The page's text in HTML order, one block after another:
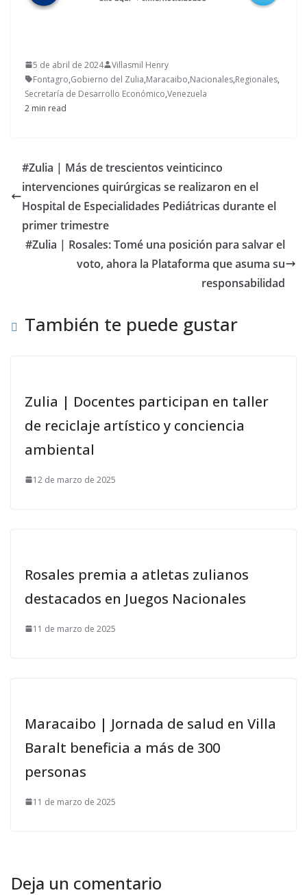
5 de abril de 2024
Villasmil Henry
Fontagro,Gobierno del Zulia,Maracaibo,Nacionales,Regionales,
Secretaría de Desarrollo Económico,Venezuela
2 min read
#Zulia | Más de trescientos veinticinco
intervenciones quirúrgicas se realizaron en el
Hospital de Especialidades Pediátricas durante el
primer trimestre
#Zulia | Rosales: Tomé una posición para salvar el
voto, ahora la Plataforma que asuma su
responsabilidad
También te puede gustar
Zulia | Docentes participan en taller
de reciclaje artístico y conciencia
ambiental
12 de marzo de 2025
Rosales premia a atletas zulianos
destacados en Juegos Nacionales
11 de marzo de 2025
Maracaibo | Jornada de salud en Villa
Baralt beneficia a más de 300
personas
11 de marzo de 2025
Deja un comentario